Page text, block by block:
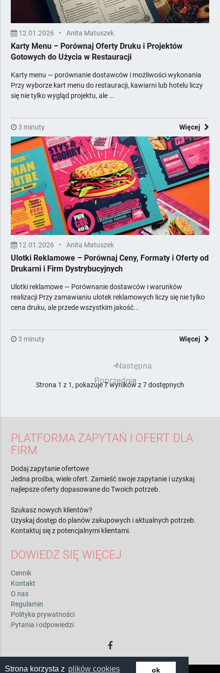
Strona korzysta z plików cookies ok
12.01.2026 • Anita Matuszek
Karty Menu – Porównaj Oferty Druku i Projektów
Gotowych do Użycia w Restauracji
Karty menu — porównanie dostawców i możliwości wykonania
Przy wyborze kart menu do restauracji, kawiarni lub hotelu liczy
się nie tylko wygląd projektu, ale ...
3 minuty Więcej
12.01.2026 • Anita Matuszek
Ulotki Reklamowe – Porównaj Ceny, Formaty i Oferty od
Drukarni i Firm Dystrybucyjnych
Ulotki reklamowe — Porównanie dostawców i warunków
realizacji Przy zamawianiu ulotek reklamowych liczy się nie tylko
cena druku, ale przede wszystkim jakość...
3 minuty Więcej
<
Poprzednia
Następna
>
Strona 1 z 1, pokazuje 7 wyników z 7 dostępnych
PLATFORMA ZAPYTAŃ I OFERT DLA
FIRM
Dodaj zapytanie ofertowe
Jedna prośba, wiele ofert. Zamieść swoje zapytanie i uzyskaj
najlepsze oferty dopasowane do Twoich potrzeb.
Szukasz nowych klientów?
Uzyskaj dostęp do planów zakupowych i aktualnych potrzeb.
Kontaktuj się z potencjalnymi klientami.
DOWIEDZ SIĘ WIĘCEJ
Cennik
Kontakt
O nas
Regulamin
Polityka prywatności
Pytania i odpowiedzi